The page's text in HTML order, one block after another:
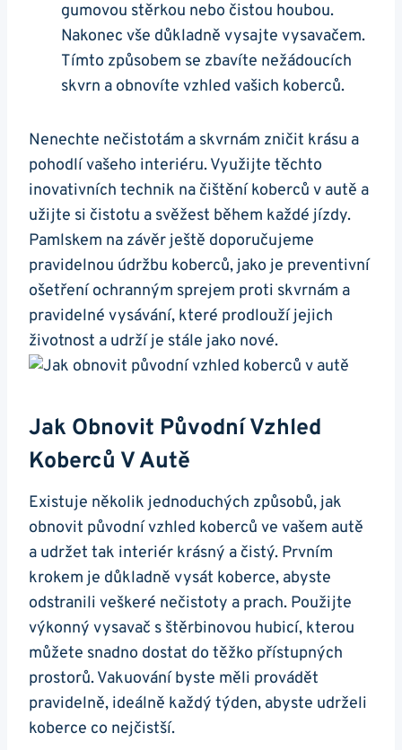
⁣gumovou stěrkou​ nebo‌ čistou houbou.
Nakonec⁣ vše důkladně vysajte vysavačem.
Tímto ⁢způsobem se⁢ zbavíte nežádoucích
skvrn a ‍obnovíte vzhled vašich koberců.
Nenechte ‍nečistotám a ⁢skvrnám zničit krásu a
pohodlí vašeho interiéru. Využijte těchto
inovativních ⁢technik na ​čištění koberců v autě a
užijte si čistotu a svěžest během každé jízdy.
Pamlskem⁣ na závěr ještě doporučujeme
pravidelnou údržbu⁢ koberců,‌ jako⁣ je preventivní
ošetření ochranným sprejem proti‌ skvrnám ‍a
⁣pravidelné vysávání, které prodlouží jejich
životnost a ⁢udrží⁤ je‌ stále jako nové.
Jak ⁢obnovit‍ Původní ​vzhled
Koberců V Autě
Existuje několik jednoduchých ⁢způsobů, ‍jak
obnovit ⁤původní vzhled koberců ve vašem autě
a udržet tak interiér‌ krásný a čistý. Prvním
krokem je důkladně vysát⁣ koberce,⁣ abyste
odstranili ⁣veškeré nečistoty a prach. Použijte
výkonný ⁣vysavač‍ s štěrbinovou hubicí, kterou
můžete snadno dostat do těžko ‌přístupných
prostorů. Vakuování byste měli ⁢provádět
pravidelně, ideálně ⁤každý⁢ týden, abyste udrželi
koberce co nejčistší.